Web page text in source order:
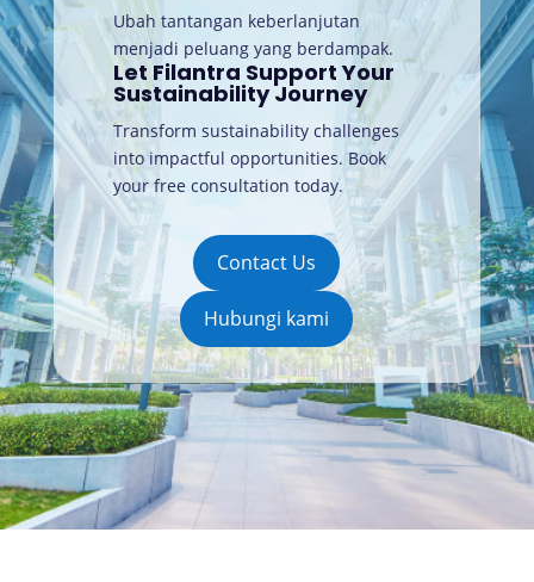
Ubah tantangan keberlanjutan
menjadi peluang yang berdampak.
Let Filantra Support Your
Sustainability Journey
Transform sustainability challenges
into impactful opportunities. Book
your free consultation today.
Contact Us
Hubungi kami